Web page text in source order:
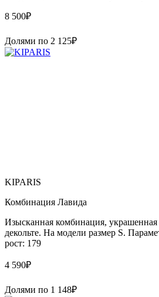
8 500₽
Долями по 2 125₽
KIPARIS
Комбинация Лавида
Изысканная комбинация,
декольте. На модели размер S.
рост: 179
4 590₽
Долями по 1 148₽